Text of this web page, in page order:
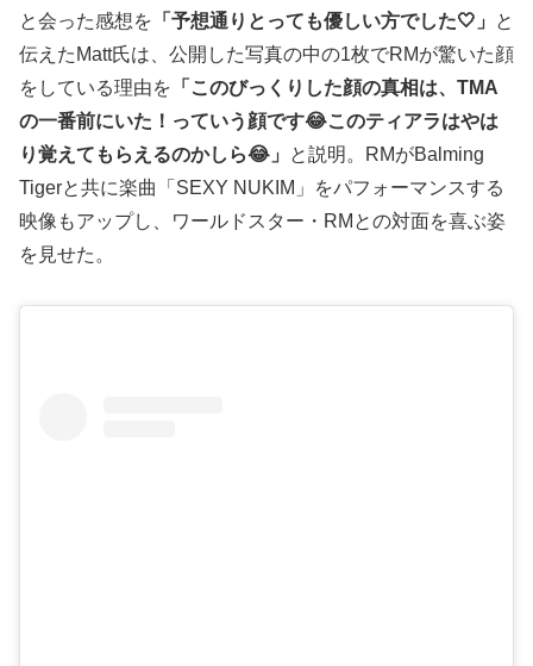
と会った感想を 「予想通りとっても優しい方でした🤍」
と
伝えたMatt氏は、公開した写真の中の1枚でRMが驚いた顔
をしている理由を 「このびっくりした顔の真相は、TMA
の一番前にいた！っていう顔です😂このティアラはやは
り覚えてもらえるのかしら😂」
と説明。RMがBalming
Tigerと共に楽曲「SEXY NUKIM」をパフォーマンスする
映像もアップし、ワールドスター・RMとの対面を喜ぶ姿
を見せた。